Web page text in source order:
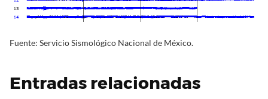
Fuente: Servicio Sismológico Nacional de México.
Entradas relacionadas